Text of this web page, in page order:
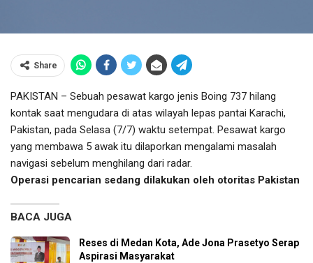
Share
PAKISTAN – Sebuah pesawat kargo jenis Boing 737 hilang
kontak saat mengudara di atas wilayah lepas pantai Karachi,
Pakistan, pada Selasa (7/7) waktu setempat. Pesawat kargo
yang membawa 5 awak itu dilaporkan mengalami masalah
navigasi sebelum menghilang dari radar.
Operasi pencarian sedang dilakukan oleh otoritas Pakistan
BACA JUGA
Reses di Medan Kota, Ade Jona Prasetyo Serap
Aspirasi Masyarakat